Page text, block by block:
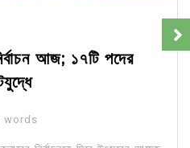
আজ; ১৭টি পদের
words